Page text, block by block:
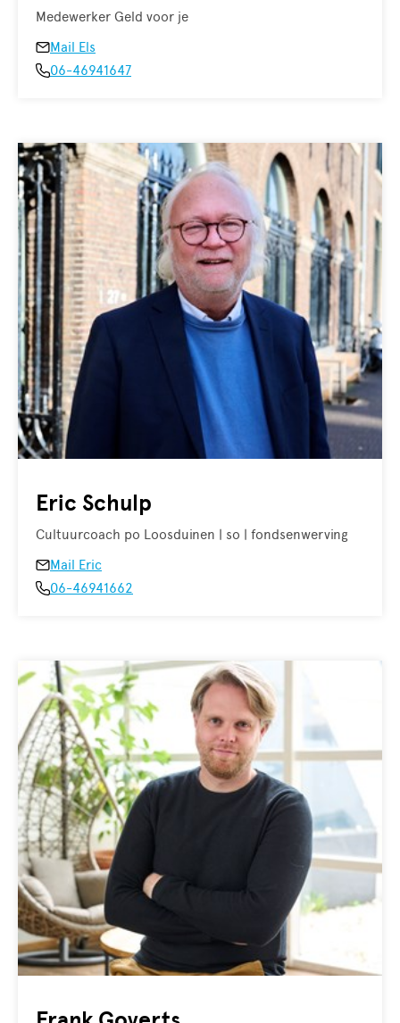
Medewerker Geld voor je
Mail Els
06-46941647
Eric Schulp
Cultuurcoach po Loosduinen | so | fondsenwerving
Mail Eric
06-46941662